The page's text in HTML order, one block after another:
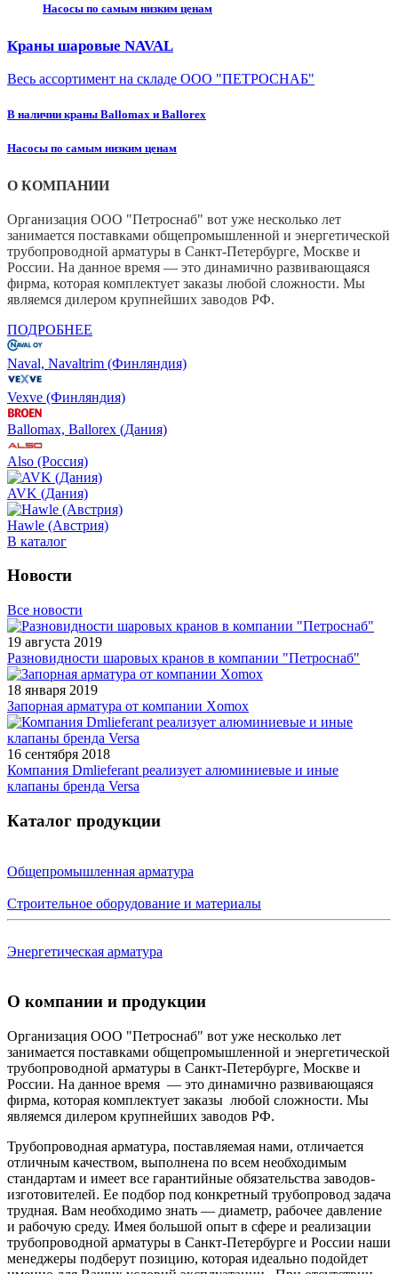
Насосы по самым низким ценам
Краны шаровые NAVAL
Весь ассортимент на складе ООО "ПЕТРОСНАБ"
В наличии краны Ballomax и Ballorex
Насосы по самым низким ценам
О КОМПАНИИ
Организация ООО "Петроснаб" вот уже несколько лет
занимается поставками общепромышленной и энергетической
трубопроводной арматуры в Санкт-Петербурге, Москве и
России. На данное время — это динамично развивающаяся
фирма, которая комплектует заказы любой сложности. Мы
являемся дилером крупнейших заводов РФ.
ПОДРОБНЕЕ
Naval, Navaltrim (Финляндия)
Vexve (Финляндия)
Ballomax, Ballorex (Дания)
Also (Россия)
AVK (Дания)
Hawle (Австрия)
В каталог
Новости
Все новости
19 августа 2019
Разновидности шаровых кранов в компании "Петроснаб"
18 января 2019
Запорная арматура от компании Xomox
16 сентября 2018
Компания Dmlieferant реализует алюминиевые и иные
клапаны бренда Versa
Каталог продукции
Общепромышленная арматура
Строительное оборудование и материалы
Энергетическая арматура
О компании и продукции
Организация ООО "Петроснаб" вот уже несколько лет
занимается поставками общепромышленной и энергетической
трубопроводной арматуры в Санкт-Петербурге, Москве и
России. На данное время — это динамично развивающаяся
фирма, которая комплектует заказы любой сложности. Мы
являемся дилером крупнейших заводов РФ.
Трубопроводная арматура, поставляемая нами, отличается
отличным качеством, выполнена по всем необходимым
стандартам и имеет все гарантийные обязательства заводов-
изготовителей. Ее подбор под конкретный трубопровод задача
трудная. Вам необходимо знать — диаметр, рабочее давление
и рабочую среду. Имея большой опыт в сфере и реализации
трубопроводной арматуры в Санкт-Петербурге и России наши
менеджеры подберут позицию, которая идеально подойдет